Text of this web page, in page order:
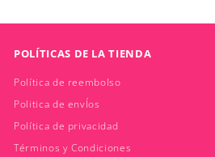
POLÍTICAS DE LA TIENDA
Política de reembolso
Politica de envÍos
Política de privacidad
Términos y Condiciones